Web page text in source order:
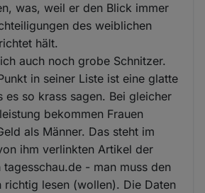
was, weil er den Blick immer
des weiblichen
hält.
auch noch grobe Schnitzer.
in seiner Liste ist eine glatte
es so krass sagen. Bei gleicher
bekommen Frauen
als Männer. Das steht im
ihm verlinkten Artikel der
- man muss den
richtig lesen (wollen). Die Daten